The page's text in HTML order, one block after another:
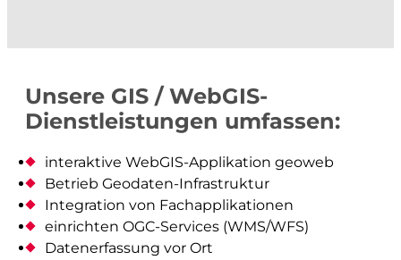
messen und dokumentieren
Katasternachführung
Bau- und Ingenieurvermessung
Monitoring
Architektur- und Objektvermessung
Unsere GIS / WebGIS-
Dienstleistungen umfassen:
interaktive WebGIS-Applikation geoweb
Betrieb Geodaten-Infrastruktur
Integration von Fachapplikationen
einrichten OGC-Services (WMS/WFS)
Datenerfassung vor Ort